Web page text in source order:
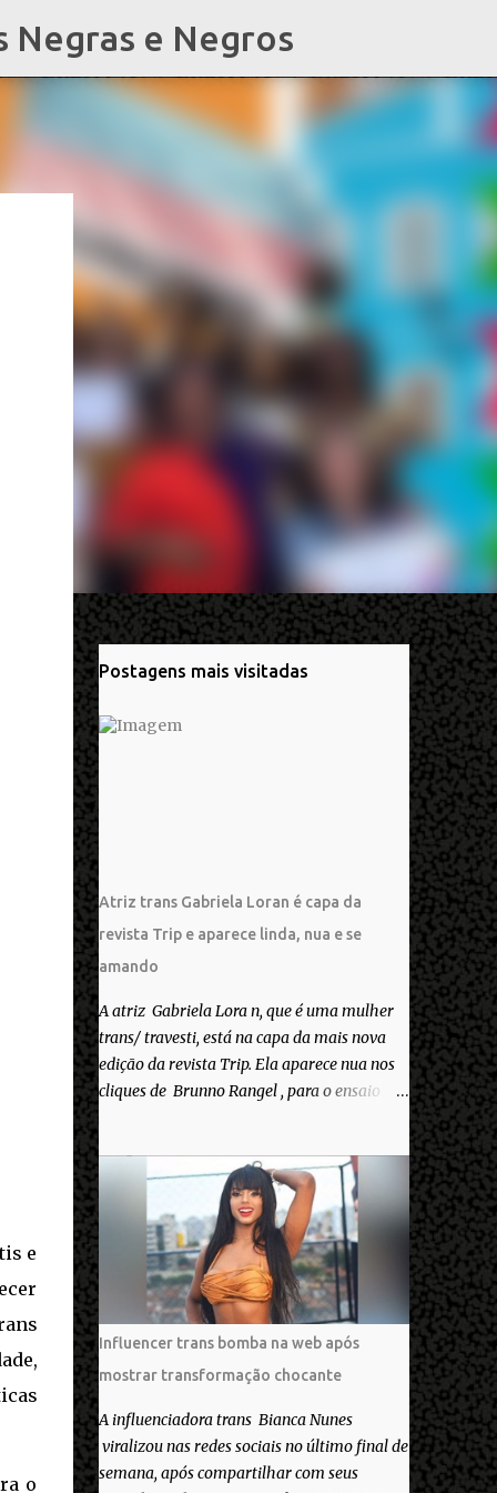
Negras e Negros
e
o
Postagens mais visitadas
Atriz trans Gabriela Loran é capa da
revista Trip e aparece linda, nua e se
amando
A atriz Gabriela Lora n, que é uma mulher
trans/ travesti, está na capa da mais nova
edição da revista Trip. Ela aparece nua nos
cliques de Brunno Rangel , para o ensaio
“Você gosta do seu Corpo?”. “Finalmente
saiuuu!!! Muita felicidade e gratidão a toda
movimentação para que isso se tornasse
real. Agradeço aos lindos Bruno e Marcelo
por me convidarem para esse projeto
incrível, que fala acima de tudo sobre amor.
Todo carinho do mundo para a Dri da Trip
que foi a ponte disso tudo”, escreveu
Gabriela. Gabriela classificou a capa como
linda e a matéria que envolvem 180
histórias (e corpos nus) de gente que se
apaixonou pela própria pele – como
extraordinária. O Pele Projetc tem como
Influencer trans bomba na web após
mostrar transformação chocante
A influenciadora trans Bianca Nunes
viralizou nas redes sociais no último final de
semana, após compartilhar com seus